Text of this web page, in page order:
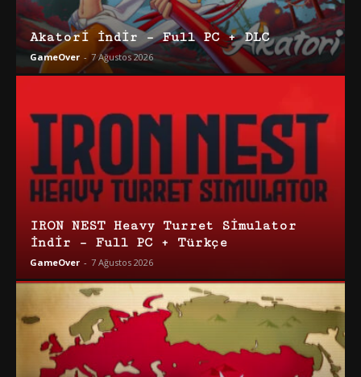
Akatori İndir – Full PC + DLC
GameOver - 7 Ağustos 2026
IRON NEST Heavy Turret Simulator
İndir – Full PC + Türkçe
GameOver - 7 Ağustos 2026